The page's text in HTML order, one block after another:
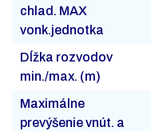
chlad. MAX
vonk.jednotka
Dĺžka rozvodov
min./max. (m)
Maximálne
prevýšenie vnút. a